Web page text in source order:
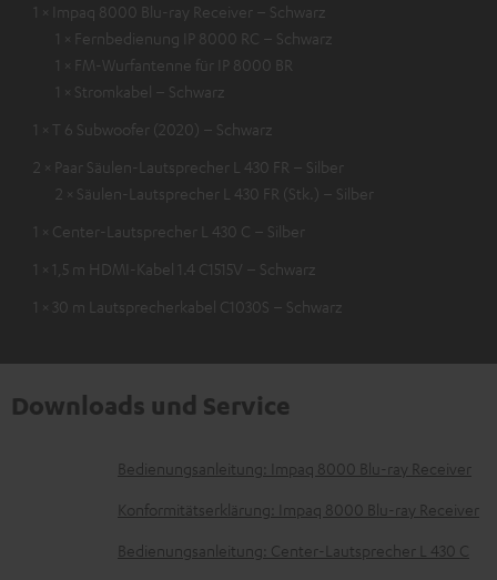
1 × Impaq 8000 Blu-ray Receiver – Schwarz
1 × Fernbedienung IP 8000 RC – Schwarz
1 × FM-Wurfantenne für IP 8000 BR
1 × Stromkabel – Schwarz
1 × T 6 Subwoofer (2020) – Schwarz
2 × Paar Säulen-Lautsprecher L 430 FR – Silber
2 × Säulen-Lautsprecher L 430 FR (Stk.) – Silber
1 × Center-Lautsprecher L 430 C – Silber
1 × 1,5 m HDMI-Kabel 1.4 C1515V – Schwarz
1 × 30 m Lautsprecherkabel C1030S – Schwarz
Downloads und Service
D
o
Bedienungsanleitung: Impaq 8000 Blu-ray Receiver
Konformitätserklärung: Impaq 8000 Blu-ray Receiver
Bedienungsanleitung: Center-Lautsprecher L 430 C